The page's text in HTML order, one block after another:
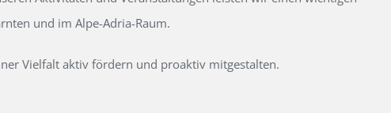
und im Alpe-Adria-Raum.
Vielfalt aktiv fördern und proaktiv mitgestalten.